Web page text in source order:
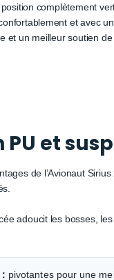
complètement
et avec
et un meilleur soutien
PU et
de l’Avionaut
adoucit les bosses,
: pivotantes pour une